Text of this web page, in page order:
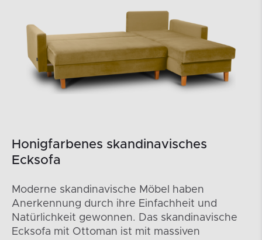
Honigfarbenes skandinavisches
Ecksofa
Moderne skandinavische Möbel haben
Anerkennung durch ihre Einfachheit und
Natürlichkeit gewonnen. Das skandinavische
Ecksofa mit Ottoman ist mit massiven